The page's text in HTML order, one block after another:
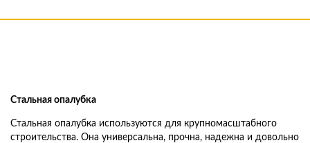
Стальная опалубка
Стальная опалубка используются для крупномасштабного
строительства. Она универсальна, прочна, надежна и довольно